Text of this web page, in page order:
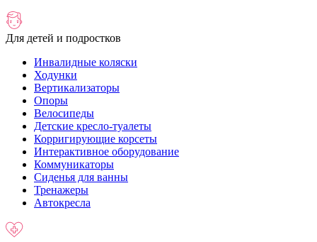
Для детей и подростков
Инвалидные коляски
Ходунки
Вертикализаторы
Опоры
Велосипеды
Детские кресло-туалеты
Корригирующие корсеты
Интерактивное оборудование
Коммуникаторы
Сиденья для ванны
Тренажеры
Автокресла